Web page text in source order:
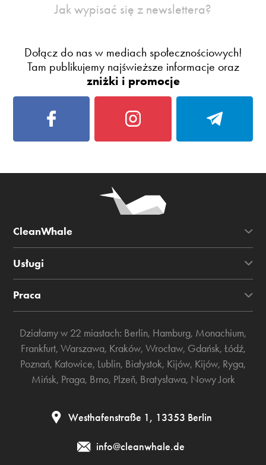
Jak wypisać się z newslettera?
Dołącz do nas w mediach społecznościowych!
Tam publikujemy najświeższe informacje oraz
zniżki i promocje
CleanWhale
Usługi
Praca
Działamy w 22 miastach: Berlin, Hamburg, Monachium,
Frankfurt, Warszawa, Kraków, Wrocław, Gdańsk, Łódź,
Poznań, Katowice, Lublin, Białystok, Kijów, Kijów, Ryga,
Mińsk, Praga, Brno, Plzeň, Bratysława, Nowy Jork
Westhafenstraße 1, 13353 Berlin
info@cleanwhale.de